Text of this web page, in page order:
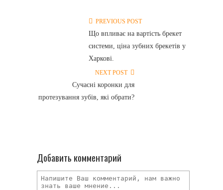
PREVIOUS POST
Що впливає на вартість брекет
системи, ціна зубних брекетів у
Харкові.
NEXT POST
Сучасні коронки для
протезування зубів, які обрати?
Добавить комментарий